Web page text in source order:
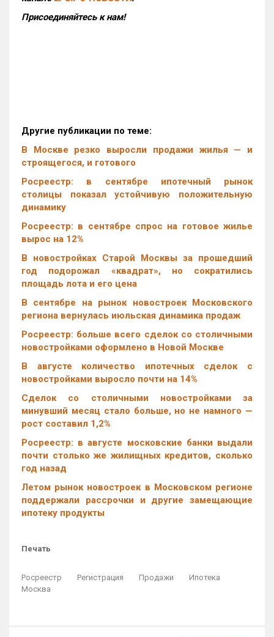
Присоединяйтесь к нам!
Другие публикации по теме:
В Москве резко выросли продажи жилья — и
строящегося, и готового
Росреестр: в сентябре ипотечный рынок
столицы показал устойчивую положительную
динамику
Росреестр: в сентябре спрос на готовое жилье
вырос на 12%
В новостройках Старой Москвы за прошедший
год подорожал «квадрат», но сократились
площадь лота и его цена
В сентябре на рынок новостроек Московского
региона вернулась июльская динамика продаж
Росреестр: больше всего сделок со столичными
новостройками оформлено в Новой Москве
В августе количество ипотечных сделок с
новостройками выросло почти на 14%
Cделок со столичными новостройками за
минувший месяц стало больше, но не намного —
рост составил 1,2%
Росреестр: в августе московские банки выдали
почти столько же жилищных кредитов, сколько
год назад
Летом рынок новостроек в Московском регионе
поддержали рассрочки и другие замещающие
ипотеку продукты
Печать
Росреестр Регистрация Продажи
Ипотека
Москва